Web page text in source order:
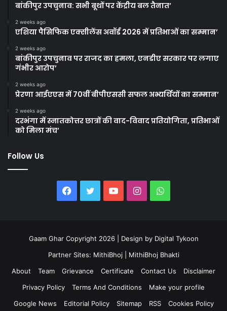
बांकीपुर उपचुनाव: सभी बूथों पर केंद्रीय बल तैनात’
2 weeks ago
एशिया पैसिफिक एक्सीलेंस अवॉर्ड 2026 में प्रतिभाओं का सम्मान’
2 weeks ago
बांकीपुर उपचुनाव पर राजद का हमला, एनडीए सरकार पर लगाए
गंभीर आरोप’
2 weeks ago
प्रेरणा आईएएस में 70वीं बीपीएससी सफल अभ्यर्थियों का सम्मान’
2 weeks ago
दरभंगा में स्नातकोत्तर छात्रों की वाद-विवाद प्रतियोगिता, प्रतिभाओं
को मिला मंच’
Follow Us
Facebook
TwitterYouTubeInstagramWhatsApp
Gaam Ghar Copyright 2026 | Design by Digital Tykoon
Partner Sites: MithiBhoj
MithiBhoj Bhakti
About
Team Grievance Certificate Contact Us
Disclaimer
Privacy Policy
Terms And Conditions
Make your profile
Google News
Editorial Policy Sitemap RSS Cookies Policy